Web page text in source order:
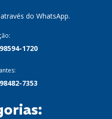
do WhatsApp.
1720
7353